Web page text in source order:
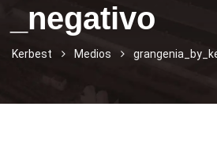
_negativo
Kerbest Medios